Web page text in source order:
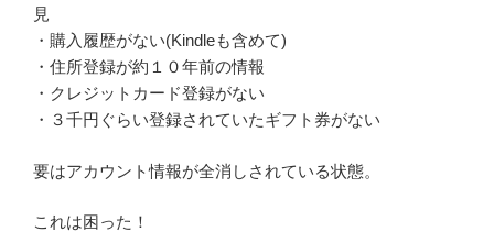
見
・購入履歴がない(Kindleも含めて)
・住所登録が約１０年前の情報
・クレジットカード登録がない
・３千円ぐらい登録されていたギフト券がない
要はアカウント情報が全消しされている状態。
これは困った！